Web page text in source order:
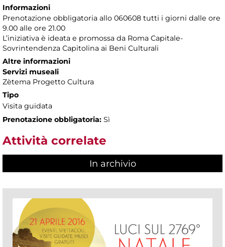
Informazioni
Prenotazione obbligatoria allo 060608 tutti i giorni dalle ore
9.00 alle ore 21.00
L’iniziativa è ideata e promossa da Roma Capitale-
Sovrintendenza Capitolina ai Beni Culturali
Altre informazioni
Servizi museali
Zètema Progetto Cultura
Tipo
Visita guidata
Prenotazione obbligatoria: Sì
Attività correlate
In archivio